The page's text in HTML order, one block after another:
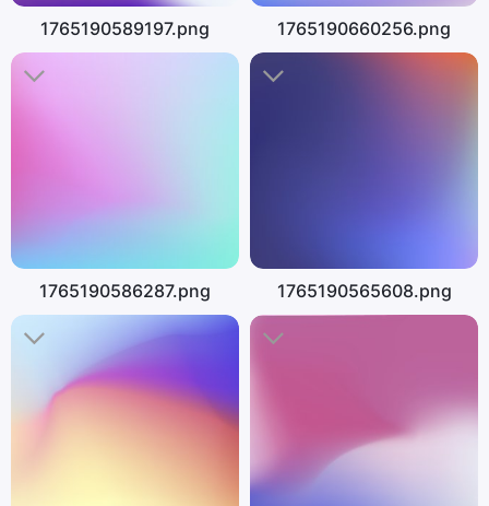
1765190589197.png 1765190660256.png
1765190586287.png 1765190565608.png